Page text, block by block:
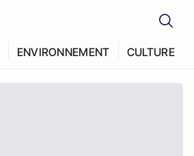
ENVIRONNEMENT CULTURE